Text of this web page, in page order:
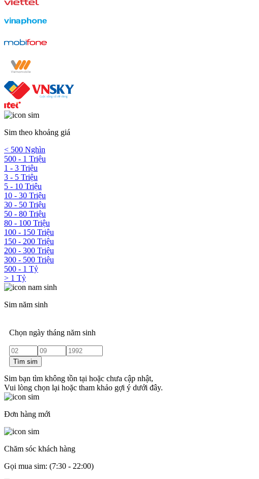
Sim theo khoảng giá
< 500 Nghìn
500 - 1 Triệu
1 - 3 Triệu
3 - 5 Triệu
5 - 10 Triệu
10 - 30 Triệu
30 - 50 Triệu
50 - 80 Triệu
80 - 100 Triệu
100 - 150 Triệu
150 - 200 Triệu
200 - 300 Triệu
300 - 500 Triệu
500 - 1 Tỷ
> 1 Tỷ
Sim năm sinh
Chọn ngày tháng năm sinh
Tìm sim
Sim bạn tìm không tồn tại hoặc chưa cập nhật,
Vui lòng chọn lại hoặc tham khảo gợi ý dưới đây.
Đơn hàng mới
Chăm sóc khách hàng
Gọi mua sim: (7:30 - 22:00)